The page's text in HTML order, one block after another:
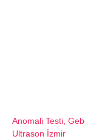
Anomali Testi,
Ultrason İzmir